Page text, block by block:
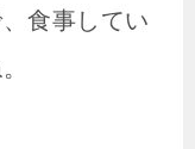
食事してい